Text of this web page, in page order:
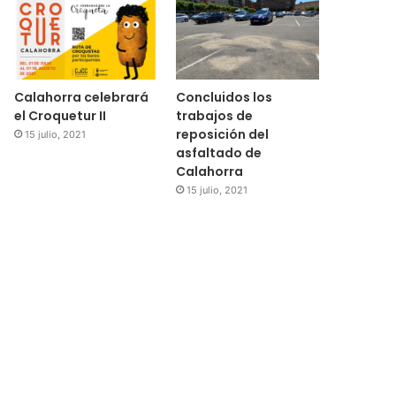
Calahorra celebrará
el Croquetur II
15 julio, 2021
Concluidos los
trabajos de
reposición del
asfaltado de
Calahorra
15 julio, 2021